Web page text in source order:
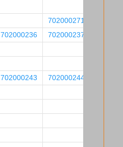
702000271
702000236
702000237
702000243
702000244